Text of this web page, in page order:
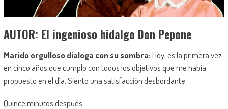
AUTOR: El ingenioso hidalgo Don Pepone
Marido orgulloso dialoga con su sombra:Hoy, es la primera vez
en cinco años que cumplo con todos los objetivos que me había
propuesto en el día. Siento una satisfacción desbordante.
Quince minutos después…